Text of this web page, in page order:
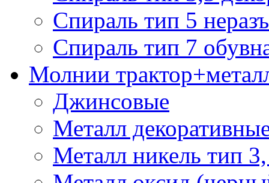
Спираль тип 5
Спираль тип 7
Молнии
Джинсовые
Металл
Металл никель тип